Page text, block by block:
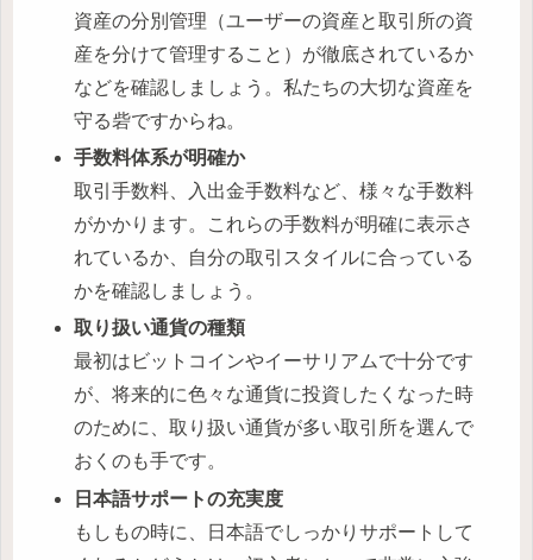
資産の分別管理（ユーザーの資産と取引所の資
産を分けて管理すること）が徹底されているか
などを確認しましょう。私たちの大切な資産を
守る砦ですからね。
手数料体系が明確か
取引手数料、入出金手数料など、様々な手数料
がかかります。これらの手数料が明確に表示さ
れているか、自分の取引スタイルに合っている
かを確認しましょう。
取り扱い通貨の種類
最初はビットコインやイーサリアムで十分です
が、将来的に色々な通貨に投資したくなった時
のために、取り扱い通貨が多い取引所を選んで
おくのも手です。
日本語サポートの充実度
もしもの時に、日本語でしっかりサポートして